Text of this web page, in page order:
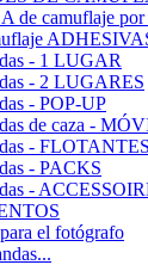
de camuflaje por
- 1 LUGAR
- 2 LUGARES
- POP-UP
de caza -
- FLOTANTES
- PACKS
-
el fotógrafo